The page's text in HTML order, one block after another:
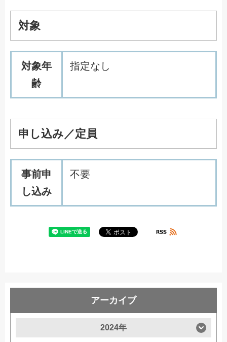
対象
対象年
齢
指定なし
申し込み／定員
事前申
し込み
不要
アーカイブ
2024年